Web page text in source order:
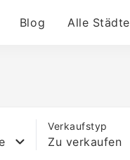
Blog Alle Städte
Verkaufstyp
Zu verkaufen